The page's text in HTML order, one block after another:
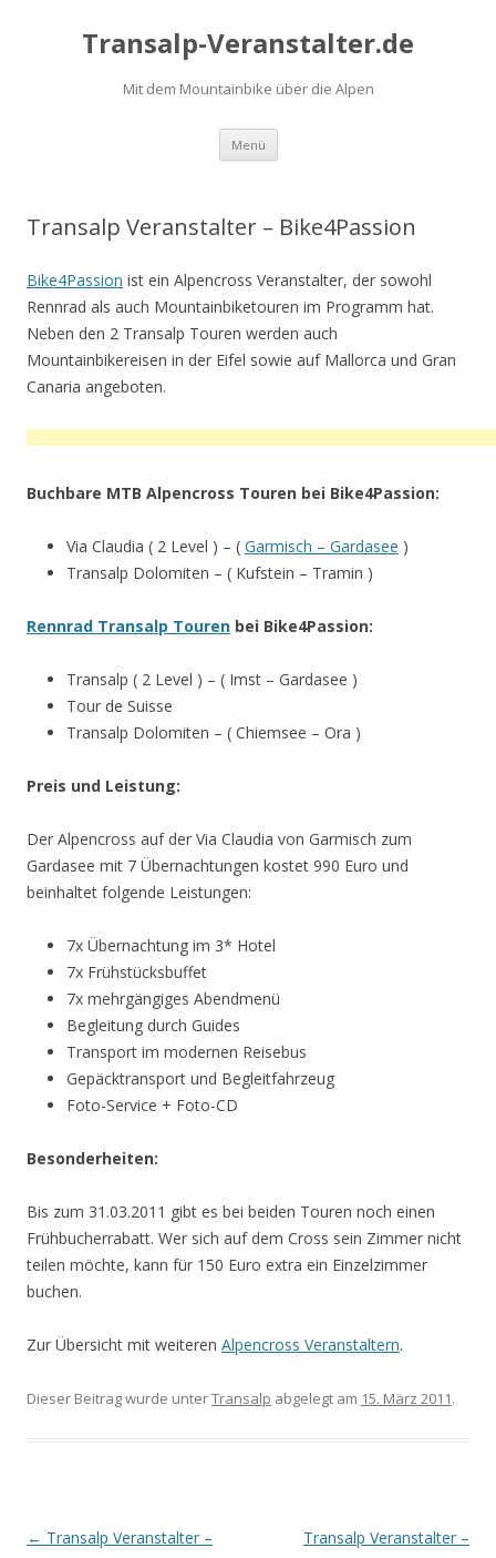
Transalp-Veranstalter.de
Mit dem Mountainbike über die Alpen
Menü Zum
springen
Transalp Veranstalter – Bike4Passion
Bike4Passion ist ein Alpencross Veranstalter, der sowohl
Rennrad als auch Mountainbiketouren im Programm hat.
Neben den 2 Transalp Touren werden auch
Mountainbikereisen in der Eifel sowie auf Mallorca und Gran
Canaria angeboten.
Buchbare MTB Alpencross Touren bei Bike4Passion:
Via Claudia ( 2 Level ) – ( Garmisch – Gardasee )
Transalp Dolomiten – ( Kufstein – Tramin )
Rennrad Transalp Touren bei Bike4Passion:
Transalp ( 2 Level ) – ( Imst – Gardasee )
Tour de Suisse
Transalp Dolomiten – ( Chiemsee – Ora )
Preis und Leistung:
Der Alpencross auf der Via Claudia von Garmisch zum
Gardasee mit 7 Übernachtungen kostet 990 Euro und
beinhaltet folgende Leistungen:
7x Übernachtung im 3* Hotel
7x Frühstücksbuffet
7x mehrgängiges Abendmenü
Begleitung durch Guides
Transport im modernen Reisebus
Gepäcktransport und Begleitfahrzeug
Foto-Service + Foto-CD
Besonderheiten:
Bis zum 31.03.2011 gibt es bei beiden Touren noch einen
Frühbucherrabatt. Wer sich auf dem Cross sein Zimmer nicht
teilen möchte, kann für 150 Euro extra ein Einzelzimmer
buchen.
Zur Übersicht mit weiteren Alpencross Veranstaltern.
Dieser Beitrag wurde unterTransalp abgelegt am 15. März 2011.
Artikel-
← Transalp Veranstalter –
Transalp Veranstalter –